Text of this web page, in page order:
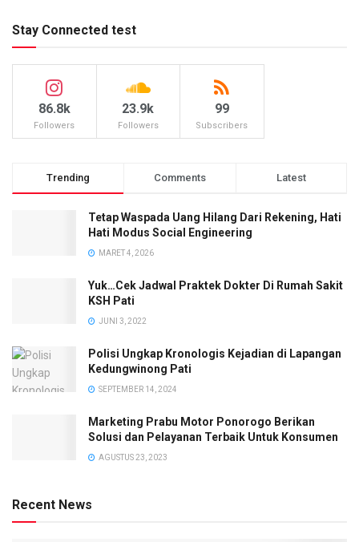
Stay Connected test
86.8k
Followers
23.9k
Followers
99
Subscribers
Trending Comments Latest
Tetap Waspada Uang Hilang Dari Rekening, Hati
Hati Modus Social Engineering
MARET 4, 2026
Yuk…Cek Jadwal Praktek Dokter Di Rumah Sakit
KSH Pati
JUNI 3, 2022
Polisi Ungkap Kronologis Kejadian di Lapangan
Kedungwinong Pati
SEPTEMBER 14, 2024
Marketing Prabu Motor Ponorogo Berikan
Solusi dan Pelayanan Terbaik Untuk Konsumen
AGUSTUS 23, 2023
Recent News